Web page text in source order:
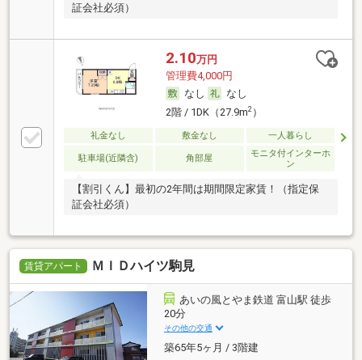
証会社必須）
2.10万円
管理費4,000円
なし
なし
2階 / 1DK（27.9m2）
礼金なし 敷金なし 一人暮らし
駐車場(近隣含) 角部屋
モニタ付インターホ
ン
【割引くん】最初の2年間は期間限定家賃！（指定保
証会社必須）
賃貸アパート ＭＩＤハイツ駒見
あいの風とやま鉄道 富山駅 徒歩
20分
その他の交通
築65年5ヶ月 / 3階建